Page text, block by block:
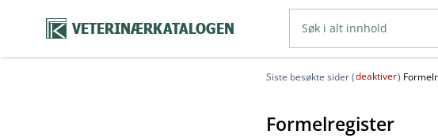
VETERINÆRKATALOGEN
Siste besøkte sider (deaktiver)
Formelregister